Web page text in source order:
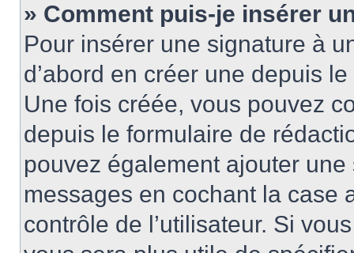
» Comment puis-je insérer
Pour insérer une signature à
d’abord en créer une depuis
Une fois créée, vous pouvez
depuis le formulaire de
pouvez également ajouter
messages en cochant la case
contrôle de l’utilisateur. Si